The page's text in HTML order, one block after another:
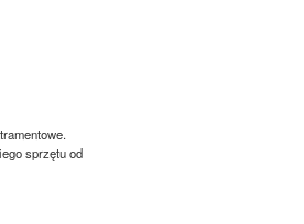
sprzętu od